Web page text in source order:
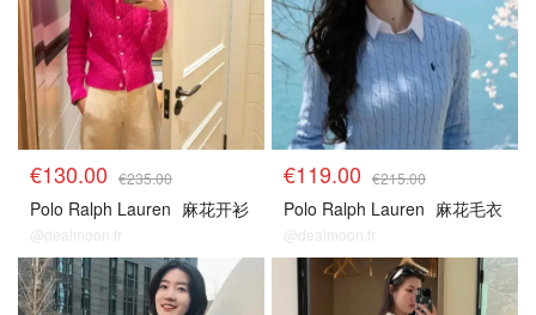
€130.00 €235.00
Polo Ralph Lauren 麻花开衫
@dealmoon.fr
€119.00 €215.00
Polo Ralph Lauren 麻花毛衣
@dealmoon.fr